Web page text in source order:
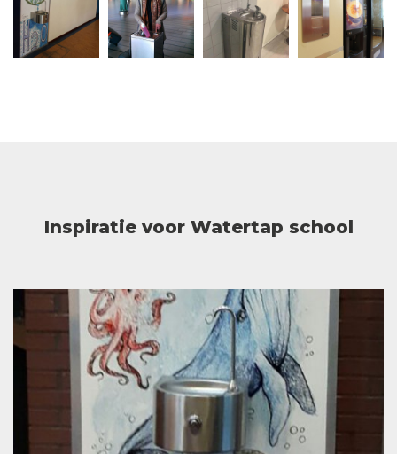
Inspiratie voor Watertap school